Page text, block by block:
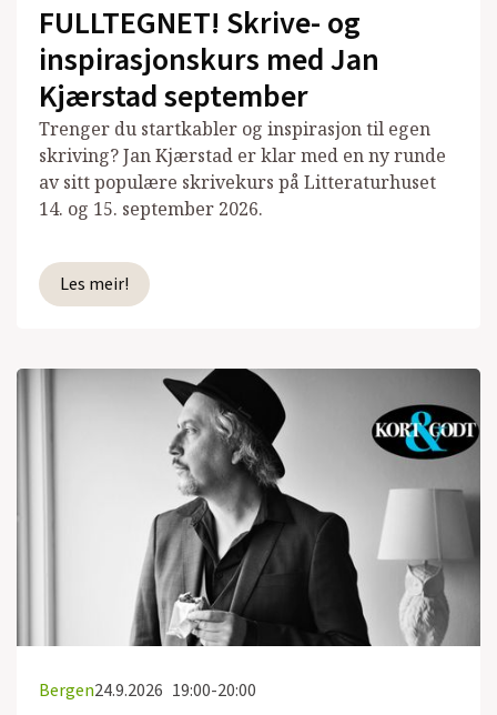
FULLTEGNET! Skrive- og
inspirasjonskurs med Jan
Kjærstad september
Trenger du startkabler og inspirasjon til egen
skriving? Jan Kjærstad er klar med en ny runde
av sitt populære skrivekurs på Litteraturhuset
14. og 15. september 2026.
Les meir!
Bergen24.9.2026 19:00-20:00